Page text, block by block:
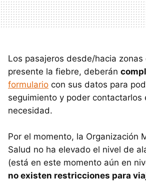
Los pasajeros desde/hacia zonas
presente la fiebre, deberán
formulario con sus datos para
seguimiento y poder contactarlos
necesidad.
Por el momento, la Organización
Salud no ha elevado el nivel de
(está en este momento aún en
no existen restricciones para